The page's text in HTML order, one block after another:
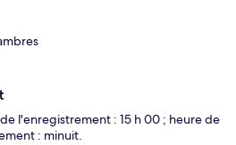
l'enregistrement : 15 h 00 ; heure de
: minuit.